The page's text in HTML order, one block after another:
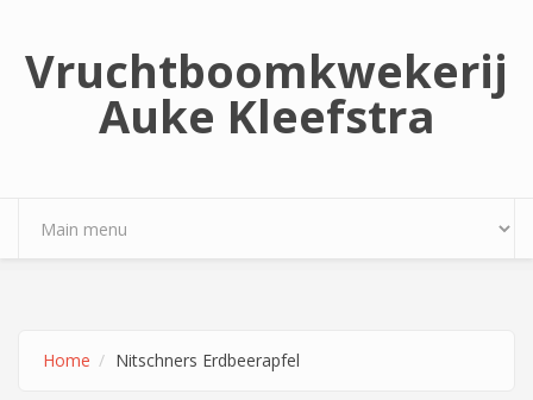
Vruchtboomkwekerij
Auke Kleefstra
Home Nitschners Erdbeerapfel